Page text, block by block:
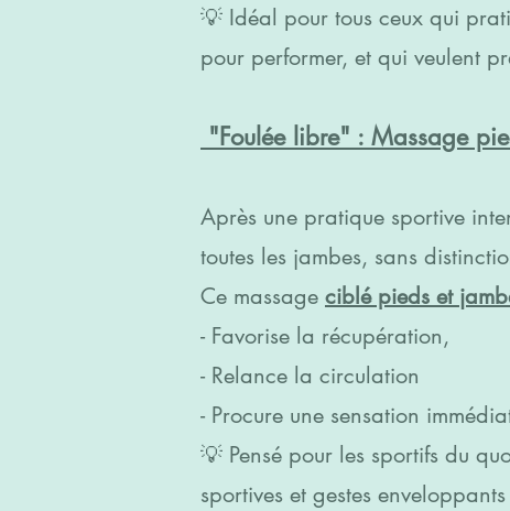
💡 Idéal pour tous ceux qui
pour performer, et qui veulent
"Foulée libre" : Massage
Après une pratique sportive
toutes les jambes, sans
Ce massage ciblé pieds et
- Favorise la récupération,
- Relance la circulation
- Procure une sensation
💡 Pensé pour les sportifs du
sportives et gestes